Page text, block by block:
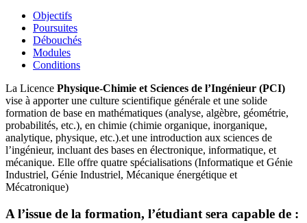
Objectifs
Poursuites
Débouchés
Modules
Conditions
La Licence Physique-Chimie et Sciences de l’Ingénieur (PCI)
vise à apporter une culture scientifique générale et une solide
formation de base en mathématiques (analyse, algèbre, géométrie,
probabilités, etc.), en chimie (chimie organique, inorganique,
analytique, physique, etc.).et une introduction aux sciences de
l’ingénieur, incluant des bases en électronique, informatique, et
mécanique. Elle offre quatre spécialisations (Informatique et Génie
Industriel, Génie Industriel, Mécanique énergétique et
Mécatronique)
A l’issue de la formation, l’étudiant sera capable de :